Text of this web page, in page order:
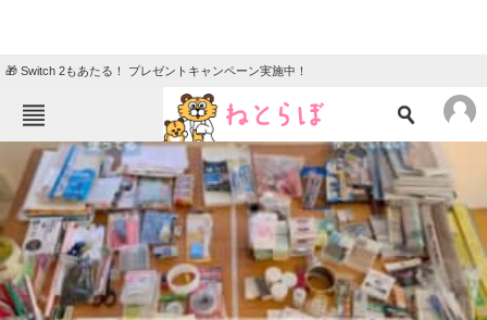
🎁 Switch 2もあたる！ プレゼントキャンペーン実施中！
ねとらぼメニュー
TOP ニュース
エンタメ クイズ
グルメ 地域
住まい 教育・育児